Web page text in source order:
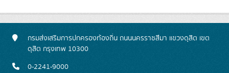
กรมส่งเสริมการปกครองท้องถิ่น ถนนนครราชสีมา แขวงดุสิต เขต
ดุสิต กรุงเทพ 10300
0-2241-9000